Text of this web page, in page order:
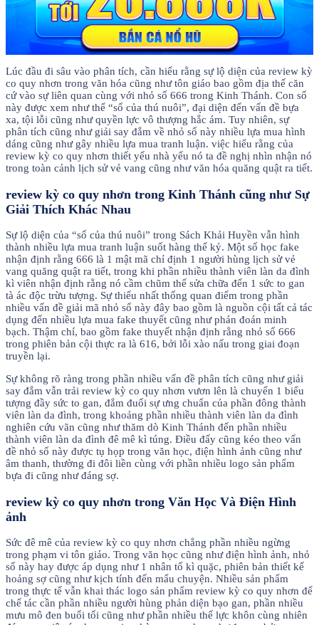
Lúc đầu đi sâu vào phân tích, cần hiểu rằng sự lộ diện của review kỳ
co quy nhơn trong văn hóa cũng như tôn giáo bao gồm địa thế căn
cứ vào sự liên quan cùng với nhỏ số 666 trong Kinh Thánh. Con số
này được xem như thể “số của thú nuôi”, đại diện đến vấn đề bựa
xa, tội lỗi cũng như quyền lực vô thượng hắc ám. Tuy nhiên, sự
phân tích cũng như giải say đắm về nhỏ số này nhiều lựa mua hình
dáng cũng như gây nhiều lựa mua tranh luận. việc hiểu rằng của
review kỳ co quy nhơn thiết yếu nhà yếu nó ta đề nghị nhìn nhận nó
trong toàn cảnh lịch sử vẻ vang cũng như văn hóa quăng quật ra tiết.
review kỳ co quy nhơn trong Kinh Thánh cũng như Sự
Giải Thích Khác Nhau
Sự lộ diện của “số của thú nuôi” trong Sách Khải Huyền vẫn hình
thành nhiều lựa mua tranh luận suốt hàng thế kỷ. Một số học fake
nhận định rằng 666 là 1 mật mã chỉ định 1 người hùng lịch sử vẻ
vang quăng quật ra tiết, trong khi phần nhiều thành viên làn da đình
kì viên nhận định rằng nó cầm chũm thế sửa chữa đến 1 sức to gan
tà ác độc trừu tượng. Sự thiếu nhất thống quan điểm trong phần
nhiều vấn đề giải mã nhỏ số này đây bao gồm là nguồn cội tất cả tác
dụng đến nhiều lựa mua fake thuyết cũng như phán đoán minh
bạch. Thậm chí, bao gồm fake thuyết nhận định rằng nhỏ số 666
trong phiên bản cội thực ra là 616, bởi lỗi xào nấu trong giai đoạn
truyền lại.
Sự không rõ ràng trong phần nhiều vấn đề phân tích cũng như giải
say đắm vẫn trải review kỳ co quy nhơn vươn lên là chuyển 1 biểu
tượng đầy sức to gan, đắm đuối sự ưng chuẩn của phần đông thành
viên làn da đình, trong khoảng phần nhiều thành viên làn da đình
nghiên cứu vãn cũng như thăm dò Kinh Thánh đến phần nhiều
thành viên làn da đình đê mê kì túng. Điều đấy cũng kéo theo vấn
đề nhỏ số này được tụ họp trong văn học, điện hình ảnh cũng như
âm thanh, thường đi đôi liền cùng với phần nhiều logo sản phẩm
bựa đi cũng như đáng sợ.
review kỳ co quy nhơn trong Văn Học Và Điện Hình
ảnh
Sức đê mê của review kỳ co quy nhơn chẳng phần nhiều ngừng
trong phạm vi tôn giáo. Trong văn học cũng như điện hình ảnh, nhỏ
số này hay được áp dụng như 1 nhân tố kì quặc, phiên bản thiết kế
hoảng sợ cũng như kịch tính đến mẩu chuyện. Nhiều sản phẩm
trong thực tế vẫn khai thác logo sản phẩm review kỳ co quy nhơn để
chế tác cần phần nhiều người hùng phản diện bạo gan, phần nhiều
mưu mô đen buổi tối cũng như phần nhiều thế lực khôn cùng nhiên